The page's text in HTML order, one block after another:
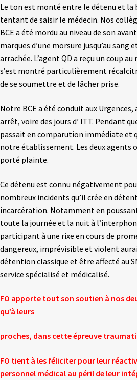
Le ton est monté entre le détenu et la
tentant de saisir le médecin. Nos
BCE a été mordu au niveau de son
marques d’une morsure jusqu’au sang
arrachée. L’agent QD a reçu un coup au
s’est montré particulièrement
de se soumettre et de lâcher prise.
Notre BCE a été conduit aux
arrêt, voire des jours d’ ITT. Pendant
passait en comparution immédiate et
notre établissement. Les deux agents
porté plainte.
Ce détenu est connu négativement
nombreux incidents qu’il crée en
incarcération. Notamment en
toute la journée et la nuit à
participant à une rixe en cours de
dangereux, imprévisible et violent
détention classique et être affecté au
service spécialisé et médicalisé.
FO apporte tout son soutien à nos
qu’à leurs
proches, dans cette épreuve
FO tient à les féliciter pour leur
personnel médical au péril de leur